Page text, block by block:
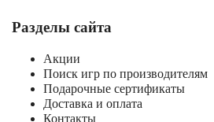
Разделы сайта
Акции
Поиск игр по производителям
Подарочные сертификаты
Доставка и оплата
Контакты